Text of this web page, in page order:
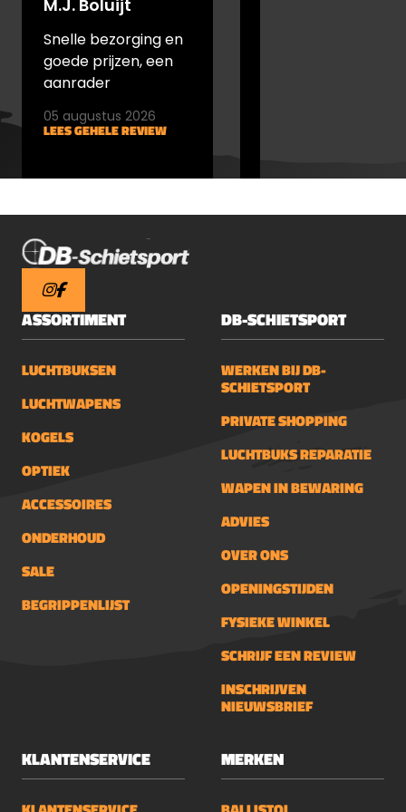
M.J. Boluijt
Snelle bezorging en
goede prijzen, een
aanrader
LEES GEHELE REVIEW
05 augustus 2026
ASSORTIMENT
LUCHTBUKSEN
LUCHTWAPENS
KOGELS
OPTIEK
ACCESSOIRES
ONDERHOUD
SALE
BEGRIPPENLIJST
DB-SCHIETSPORT
WERKEN BIJ DB-
SCHIETSPORT
PRIVATE SHOPPING
LUCHTBUKS REPARATIE
WAPEN IN BEWARING
ADVIES
OVER ONS
OPENINGSTIJDEN
FYSIEKE WINKEL
SCHRIJF EEN REVIEW
INSCHRIJVEN
NIEUWSBRIEF
KLANTENSERVICE MERKEN